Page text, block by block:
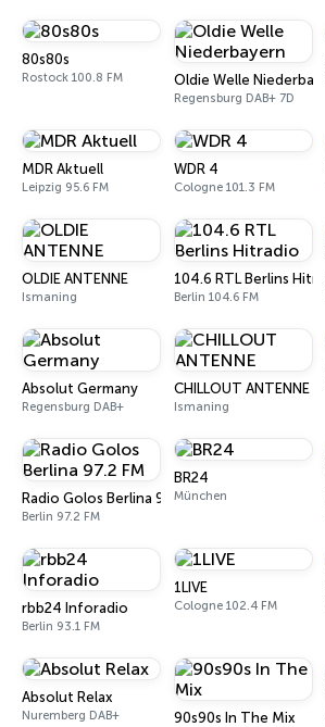
80s80s
Rostock 100.8 FM Oldie Welle
Regensburg DAB+ 7D
MDR Aktuell
Leipzig 95.6 FM
WDR 4
Cologne 101.3 FM
OLDIE ANTENNE
Ismaning
104.6 RTL Berlins
Berlin 104.6 FM
Absolut Germany
Regensburg DAB+
CHILLOUT ANTENNE
Ismaning
Radio Golos Berlina 97.2 FM
Berlin 97.2 FM
BR24
München
rbb24 Inforadio
Berlin 93.1 FM
1LIVE
Cologne 102.4 FM
Absolut Relax
Nuremberg DAB+ 90s90s In The Mix